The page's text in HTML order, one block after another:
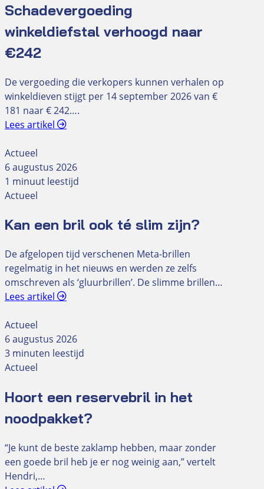
Schadevergoeding
winkeldiefstal verhoogd naar
€242
De vergoeding die verkopers kunnen verhalen op
winkeldieven stijgt per 14 september 2026 van €
181 naar € 242….
Lees artikel
Actueel
6 augustus 2026
1 minuut leestijd
Actueel
Kan een bril ook té slim zijn?
De afgelopen tijd verschenen Meta-brillen
regelmatig in het nieuws en werden ze zelfs
omschreven als ‘gluurbrillen’. De slimme brillen…
Lees artikel
Actueel
6 augustus 2026
3 minuten leestijd
Actueel
Hoort een reservebril in het
noodpakket?
“Je kunt de beste zaklamp hebben, maar zonder
een goede bril heb je er nog weinig aan,” vertelt
Hendri,…